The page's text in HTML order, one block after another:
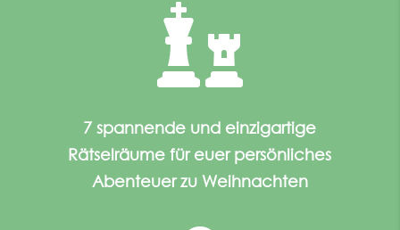

7 spannende und einzigartige
Rätselräume für euer persönliches
Abenteuer zu Weihnachten